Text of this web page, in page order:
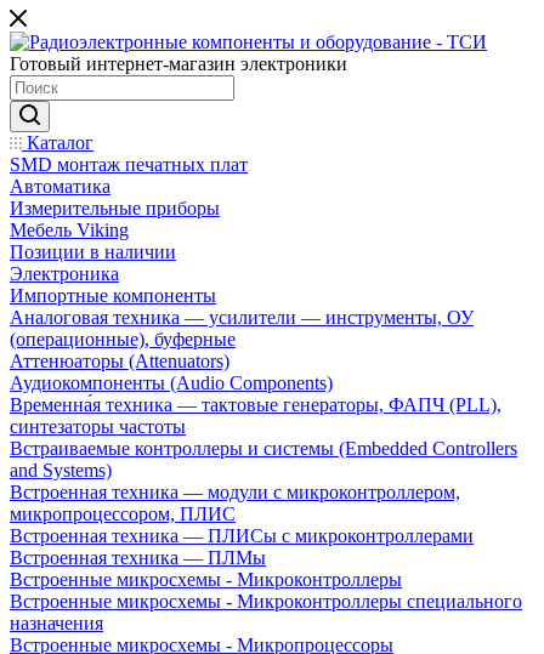
Готовый интернет-магазин электроники
Каталог
SMD монтаж печатных плат
Автоматика
Измерительные приборы
Мебель Viking
Позиции в наличии
Электроника
Импортные компоненты
Аналоговая техника — усилители — инструменты, ОУ
(операционные), буферные
Аттенюаторы (Attenuators)
Аудиокомпоненты (Audio Components)
Временна́я техника — тактовые генераторы, ФАПЧ (PLL),
синтезаторы частоты
Встраиваемые контроллеры и системы (Embedded Controllers
and Systems)
Встроенная техника — модули с микроконтроллером,
микропроцессором, ПЛИС
Встроенная техника — ПЛИСы с микроконтроллерами
Встроенная техника — ПЛМы
Встроенные микросхемы - Микроконтроллеры
Встроенные микросхемы - Микроконтроллеры специального
назначения
Встроенные микросхемы - Микропроцессоры